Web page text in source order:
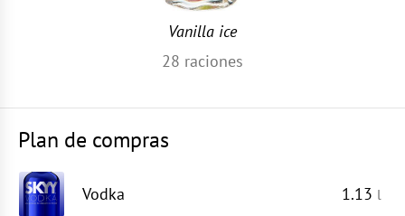
Vanilla ice
28 raciones
Plan de compras
Vodka 1.13 l